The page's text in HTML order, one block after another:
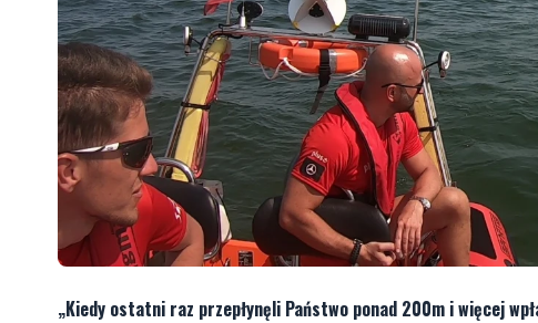
„Kiedy ostatni raz przepłynęli Państwo ponad 200m i więcej